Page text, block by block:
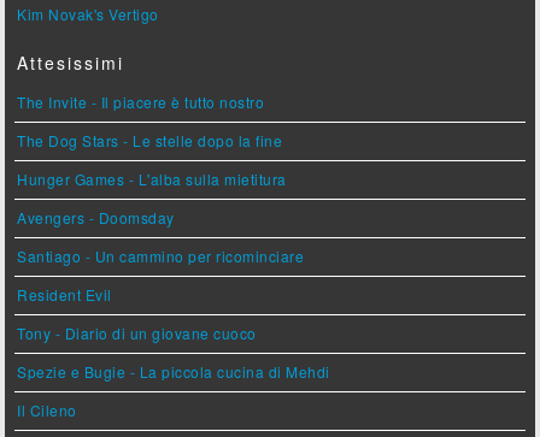
Kim Novak's Vertigo
Attesissimi
The Invite - Il piacere è tutto nostro
The Dog Stars - Le stelle dopo la fine
Hunger Games - L'alba sulla mietitura
Avengers - Doomsday
Santiago - Un cammino per ricominciare
Resident Evil
Tony - Diario di un giovane cuoco
Spezie e Bugie - La piccola cucina di Mehdi
Il Cileno